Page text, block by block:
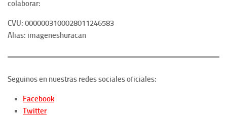
colaborar:
CVU: 0000003100028011246583
Alias: imageneshuracan
Seguinos en nuestras redes sociales oficiales:
Facebook
Twitter